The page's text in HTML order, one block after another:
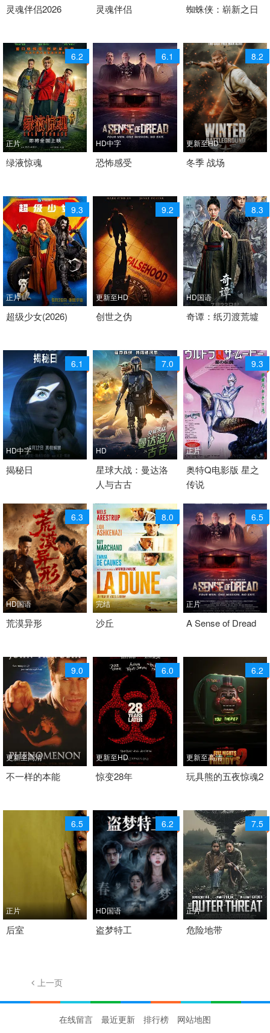
2025 / 美国 / 英语
灵魂伴侣2026
2026 / 美国 / 英语
灵魂伴侣
2026 / 美国 / 英语
蜘蛛侠：崭新之日
6.2
正片
2026 /
绿液惊魂
6.1
HD中字
2026 / 美国 / 英语
恐怖感受
8.2
更新至HD
2026 / 美国 / 英语
冬季 战场
9.3
正片
2026 / 美国 / 英语
幻片
超级少女(2026)
9.2
更新至HD
2025 / 加拿大 / 英语
创世之伪
8.3
HD国语
2026 / 中国大陆 / 汉语
剧情 奇幻 科幻
奇谭：纸刃渡荒墟
6.1
HD中字
2026 / 美国 / 英语
揭秘日
7.0
HD
2026 / 美国 / 英语
科幻
星球大战：曼达洛
人与古古
9.3
正片
1990 / 日本 / 日语
科幻 冒险 科幻片
奥特Q电影版 星之
传说
6.3
HD国语
2026 / 中国大陆 / 汉语
科幻
荒漠异形
8.0
完结
2013 / 其它 / 法语
沙丘
6.5
正片
2026 / 美国 / 英语
A Sense of Dread
9.0
更新至高清
1996 / 美国 / 英语
不一样的本能
6.0
更新至HD
2025 / 英国,美国 / 英语
惊变28年
6.2
更新至高清
2025 / 美国 / 英语
玩具熊的五夜惊魂2
6.5
正片
2026 / 美国 / 英语
后室
6.2
HD国语
2026 / 中国大陆 / 汉语
盗梦特工
7.5
正片
2026 / 加拿大 / 英语
危险地带
上一页
在线留言 最近更新 排行榜
网站地图